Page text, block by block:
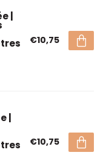
|
€10,75
|
€10,75